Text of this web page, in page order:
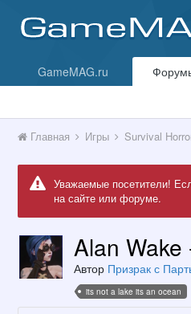
GameMAG.ru
Главная Игры Survival
Уважаемые посетители!
на сайте или форуме.
Alan
Автор Призрак с
its not a lake its an ocean